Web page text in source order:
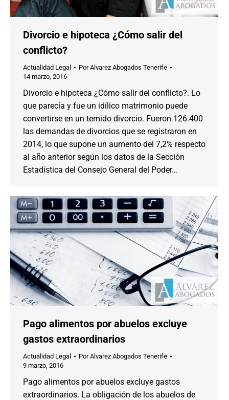
Divorcio e hipoteca ¿Cómo salir del
conflicto?
Actualidad Legal PorAlvarez Abogados Tenerife
14 marzo, 2016
Divorcio e hipoteca ¿Cómo salir del conflicto?. Lo
que parecía y fue un idílico matrimonio puede
convertirse en un temido divorcio. Fueron 126.400
las demandas de divorcios que se registraron en
2014, lo que supone un aumento del 7,2% respecto
al año anterior según los datos de la Sección
Estadística del Consejo General del Poder…
Pago alimentos por abuelos excluye
gastos extraordinarios
Actualidad Legal PorAlvarez Abogados Tenerife
9 marzo, 2016
Pago alimentos por abuelos excluye gastos
extraordinarios. La obligación de los abuelos de